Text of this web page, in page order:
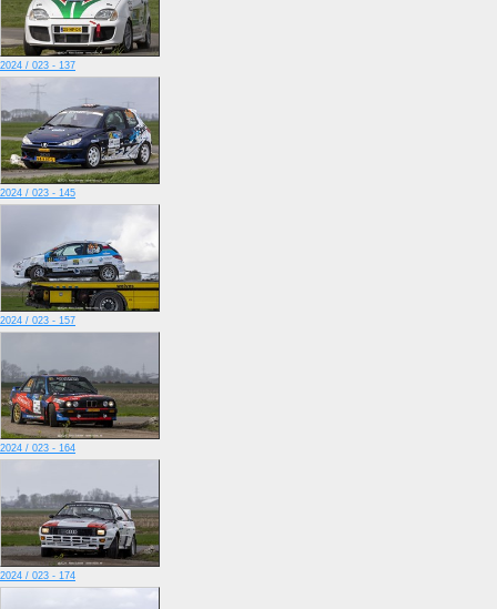
2024 / 023 - 137
2024 / 023 - 145
2024 / 023 - 157
2024 / 023 - 164
2024 / 023 - 174